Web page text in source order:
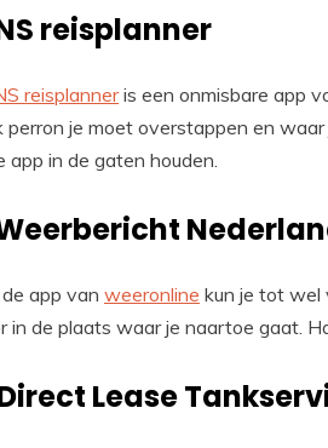
reisplanner
reisplanneris een onmisbare app
perron je moet overstappen en
app in de gaten houden.
app van weeronline kun je tot wel
in de plaats waar je naartoe gaat.
Lease